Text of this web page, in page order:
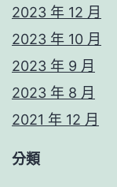
2023 年 12 月
2023 年 10 月
2023 年 9 月
2023 年 8 月
2021 年 12 月
分類